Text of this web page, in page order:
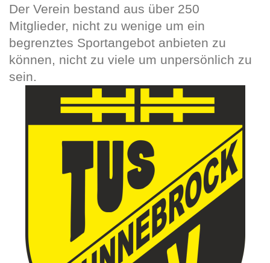
Der Verein bestand aus über 250
Mitglieder, nicht zu wenige um ein
begrenztes Sportangebot anbieten zu
können, nicht zu viele um unpersönlich zu
sein.